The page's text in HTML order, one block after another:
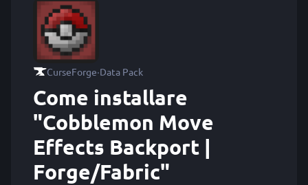
CurseForge·Data Pack
Come installare
"Cobblemon Move
Effects Backport |
Forge/Fabric"